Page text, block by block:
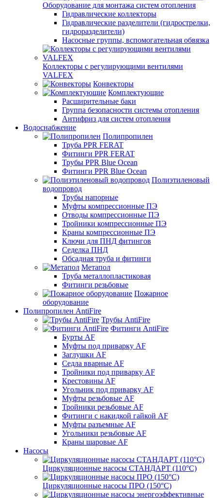
Оборудование для монтажа систем отопления
Гидравлические коллекторы
Гидравлические разделители (гидрострелки,
гидроразделители)
Насосные группы, вспомогательная обвязка
Коллекторы с регулирующими вентилями
VALFEX
Конвекторы
Комплектующие
Расширительные баки
Группа безопасности системы отопления
Антифриз для систем отопления
Водоснабжение
Полипропилен
Труба PPR FERAT
Фитинги PPR FERAT
Трубы PPR Blue Ocean
Фитинги PPR Blue Ocean
Полиэтиленовый
водопровод
Трубы напорные
Муфты компрессионные ПЭ
Отводы компрессионные ПЭ
Тройники компрессионные ПЭ
Краны компрессионные ПЭ
Ключи для ПНД фитингов
Седелка ПНД
Обсадная труба и фитинги
Метапол
Труба металлопластиковая
Фитинги резьбовые
Пожарное
оборудование
Полипропилен AntiFire
Трубы AntiFire
Фитинги AntiFire
Бурты AF
Муфты под приварку AF
Заглушки AF
Седла вварные AF
Тройники под приварку AF
Крестовины AF
Угольник под приварку AF
Муфты резьбовые AF
Тройники резьбовые AF
Фитинги с накидкой гайкой AF
Муфты разъемные AF
Угольники резьбовые AF
Краны шаровые AF
Насосы
Циркуляционные насосы СТАНДАРТ (110°C)
Циркуляционные насосы ПРО (150°C)